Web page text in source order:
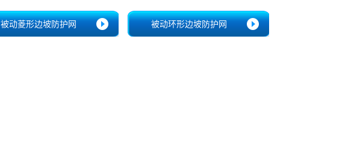
被动菱形边坡防护网 被动环形边坡防护网